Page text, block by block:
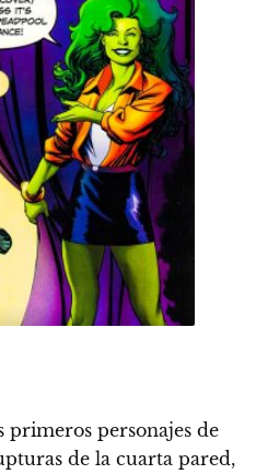
primeros personajes de
de la cuarta pared,